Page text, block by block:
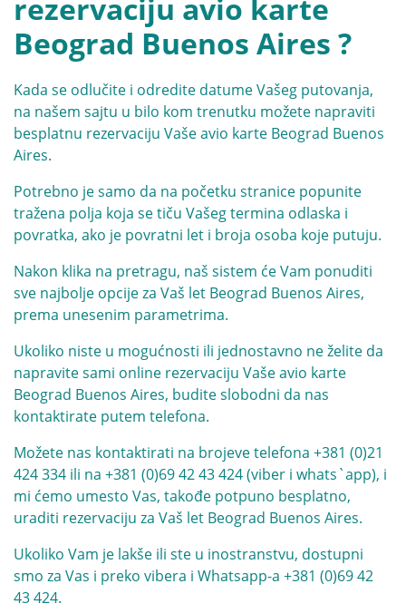
rezervaciju avio karte
Beograd Buenos Aires ?
Kada se odlučite i odredite datume Vašeg putovanja,
na našem sajtu u bilo kom trenutku možete napraviti
besplatnu rezervaciju Vaše avio karte Beograd Buenos
Aires.
Potrebno je samo da na početku stranice popunite
tražena polja koja se tiču Vašeg termina odlaska i
povratka, ako je povratni let i broja osoba koje putuju.
Nakon klika na pretragu, naš sistem će Vam ponuditi
sve najbolje opcije za Vaš let Beograd Buenos Aires,
prema unesenim parametrima.
Ukoliko niste u mogućnosti ili jednostavno ne želite da
napravite sami online rezervaciju Vaše avio karte
Beograd Buenos Aires, budite slobodni da nas
kontaktirate putem telefona.
Možete nas kontaktirati na brojeve telefona +381 (0)21
424 334 ili na +381 (0)69 42 43 424(viber i whats`app), i
mi ćemo umesto Vas, takođe potpuno besplatno,
uraditi rezervaciju za Vaš let Beograd Buenos Aires.
Ukoliko Vam je lakše ili ste u inostranstvu, dostupni
smo za Vas i preko vibera i Whatsapp-a +381 (0)69 42
43 424.